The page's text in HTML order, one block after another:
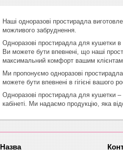
Наші одноразові простирадла
можливого забруднення.
Одноразові простирадла для кушетки в
Ви можете бути впевнені, що наші
максимальний комфорт вашим клієнтам.
Ми пропонуємо одноразові
можете бути впевнені в гігієні вашого
Одноразові простирадла для кушетки
кабінеті. Ми надаємо продукцію, яка